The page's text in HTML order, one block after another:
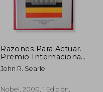
Razones Para Actuar.
Premio Internacional
de Ensayo Jovellanos
2000
John R. Searle
Nobel, 2000, 1 Edición,